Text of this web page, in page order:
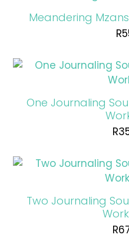
Meandering
R
One Journaling
R
Two Journaling
R